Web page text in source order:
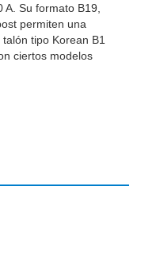
Su formato B19,
permiten una
tipo Korean B1
ciertos modelos